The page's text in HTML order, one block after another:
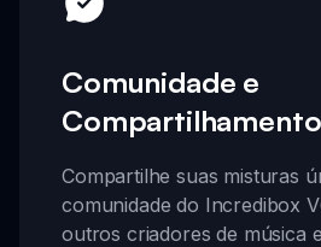
Comunidade e
Compartilhamento
Compartilhe suas misturas
comunidade do Incredibox
outros criadores de música